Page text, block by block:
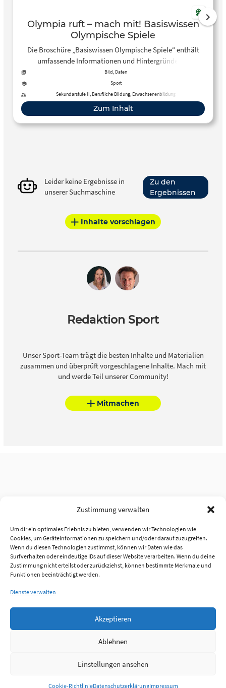
Zustimmung verwalten
Um dir ein optimales Erlebnis zu bieten, verwenden wir Technologien wie
Cookies, um Geräteinformationen zu speichern und/oder darauf zuzugreifen.
Wenn du diesen Technologien zustimmst, können wir Daten wie das
Surfverhalten oder eindeutige IDs auf dieser Website verarbeiten. Wenn du deine
Zustimmung nicht erteilst oder zurückziehst, können bestimmte Merkmale und
Funktionen beeinträchtigt werden.
Dienste verwalten
Akzeptieren
Ablehnen
Einstellungen ansehen
Cookie-RichtlinieDatenschutzerklärungImpressum
Olympia ruft – mach mit! Basiswissen
Olympische Spiele
Die Broschüre „Basiswissen Olympische Spiele“ enthält
umfassende Informationen und Hintergründe zur
Geschichte der Spiele (von der Antike bis heute) und
aktuelle Entwicklungen. Mit verständlichen und
anschaulichen Texten, entwickelt von ausgewiesenen
Experten. Entwickelt für Lehrkräfte, Studierende und
Interessierte aus Vereinen und Verbänden.
Bild, Daten
Sport
Sekundarstufe II, Berufliche Bildung, Erwachsenenbildung
Zum Inhalt
Leider keine Ergebnisse in
unserer Suchmaschine
Zu den
Ergebnissen
Inhalte vorschlagen
Redaktion Sport
Unser Sport-Team trägt die besten Inhalte und Materialien
zusammen und überprüft vorgeschlagene Inhalte. Mach mit
und werde Teil unserer Community!
Mitmachen
Anmelden